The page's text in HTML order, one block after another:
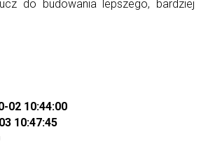
do budowania lepszego, bardziej
02 10:44:00
10:47:45